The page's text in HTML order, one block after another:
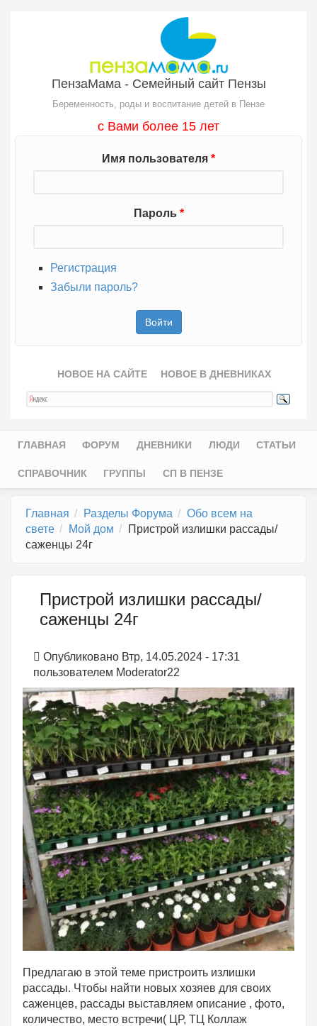
ПензаМама - Семейный сайт Пензы
Беременность, роды и воспитание детей в Пензе
с Вами более 15 лет
Имя пользователя *
Пароль *
Регистрация
Забыли пароль?
НОВОЕ НА САЙТЕ НОВОЕ В ДНЕВНИКАХ
Главное меню
ГЛАВНАЯ ФОРУМ ДНЕВНИКИ ЛЮДИ СТАТЬИ
СПРАВОЧНИК ГРУППЫ СП В ПЕНЗЕ
Главная Разделы Форума
Обо всем на
свете
Мой дом
Пристрой излишки рассады/
саженцы 24г
Пристрой излишки рассады/
саженцы 24г
Опубликовано Втр, 14.05.2024 - 17:31
пользователем Moderator22
Предлагаю в этой теме пристроить излишки
рассады. Чтобы найти новых хозяев для своих
саженцев, рассады выставляем описание , фото,
количество, место встречи( ЦР, ТЦ Коллаж